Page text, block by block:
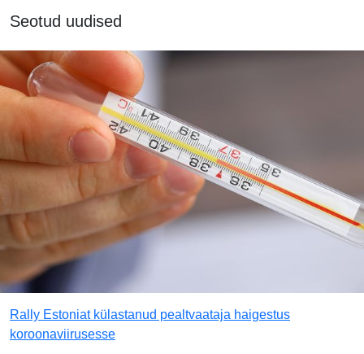
Seotud uudised
Rally Estoniat külastanud pealtvaataja haigestus
koroonaviirusesse